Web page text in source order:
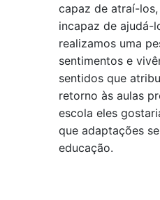
capaz de atraí-
incapaz de ajudá-
realizamos uma
sentimentos e
sentidos que
retorno às aulas
escola eles
que adaptações
educação.